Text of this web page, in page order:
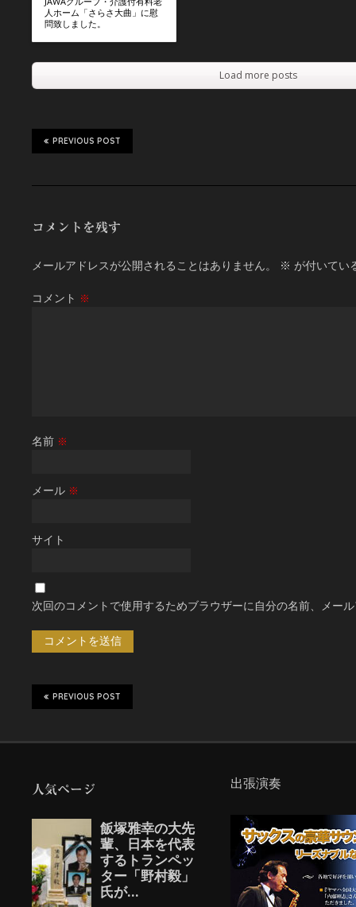
人ホーム「さらさ大曲」に慰
問致しました。
Load more posts
PREVIOUS POST
コメントを残す
メールアドレスが公開されることはありません。 ※ が付いてい
コメント ※
名前 ※
メール ※
サイト
次回のコメントで使用するためブラウザーに自分の名前、メー
PREVIOUS POST
人気ページ 出張演奏